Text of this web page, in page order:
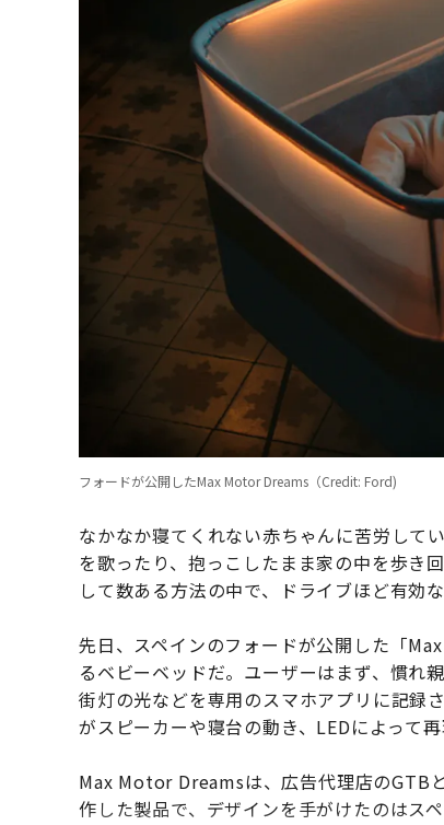
フォードが公開したMax Motor Dreams（Credit: Ford)
なかなか寝てくれない赤ちゃんに苦労して
を歌ったり、抱っこしたまま家の中を歩き
して数ある方法の中で、ドライブほど有効な
先日、スペインのフォードが公開した「
るベビーベッドだ。ユーザーはまず、慣れ
街灯の光などを専用のスマホアプリに記録
がスピーカーや寝台の動き、LEDによって
Max Motor Dreamsは、広告代理店のGTB
作した製品で、デザインを手がけたのはス